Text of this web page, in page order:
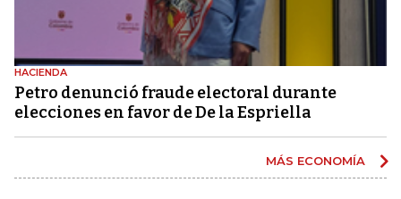
HACIENDA
Petro denunció fraude electoral durante
elecciones en favor de De la Espriella
MÁS ECONOMÍA